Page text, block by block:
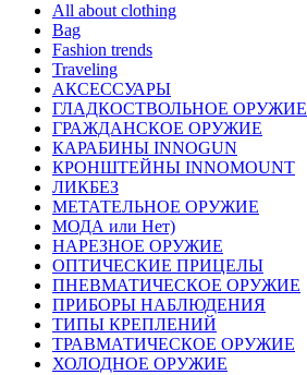
All about clothing
Bag
Fashion trends
Traveling
АКСЕССУАРЫ
ГЛАДКОСТВОЛЬНОЕ ОРУЖИЕ
ГРАЖДАНСКОЕ ОРУЖИЕ
КАРАБИНЫ INNOGUN
КРОНШТЕЙНЫ INNOMOUNT
ЛИКБЕЗ
МЕТАТЕЛЬНОЕ ОРУЖИЕ
МОДА или Нет)
НАРЕЗНОЕ ОРУЖИЕ
ОПТИЧЕСКИЕ ПРИЦЕЛЫ
ПНЕВМАТИЧЕСКОЕ ОРУЖИЕ
ПРИБОРЫ НАБЛЮДЕНИЯ
ТИПЫ КРЕПЛЕНИЙ
ТРАВМАТИЧЕСКОЕ ОРУЖИЕ
ХОЛОДНОЕ ОРУЖИЕ